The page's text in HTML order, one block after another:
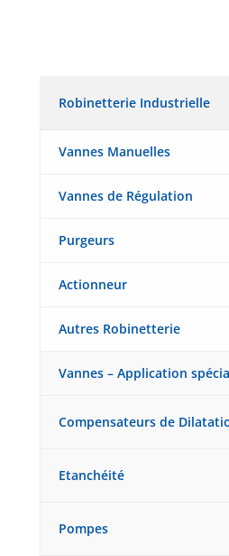
Robinetterie Industrielle
Vannes Manuelles
Vannes de Régulation
Purgeurs
Actionneur
Autres Robinetterie
Vannes – Application
Compensateurs de
Etanchéité
Pompes